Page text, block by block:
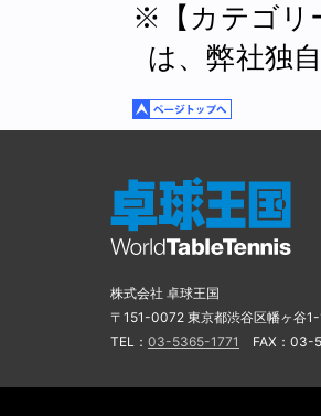
※【カテゴリ
は、弊社独
株式会社 卓球王国
〒151-0072 東京都渋谷区幡ヶ谷
TEL： 03-5365-1771 FAX：03-